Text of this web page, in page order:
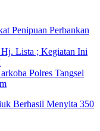
Penipuan Perbankan
Lista ; Kegiatan Ini
Polres Tangsel